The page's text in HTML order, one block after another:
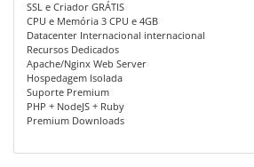
SSL e Criador GRÁTIS
CPU e Memória 3 CPU e 4GB
Datacenter Internacional internacional
Recursos Dedicados
Apache/Nginx Web Server
Hospedagem Isolada
Suporte Premium
PHP + NodeJS + Ruby
Premium Downloads